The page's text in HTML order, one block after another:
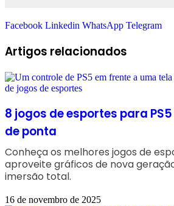
Facebook Linkedin WhatsApp Telegram
Artigos relacionados
8 jogos de esportes para
de ponta
Conheça os melhores jogos de
aproveite gráficos de nova
imersão total.
16 de novembro de 2025